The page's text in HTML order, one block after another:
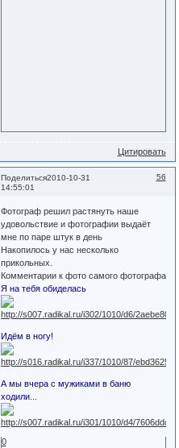
Цитировать
Поделиться 56
2010-10-31
14:55:01
Фотограф решил растянуть наше
удовольствие и фотографии выдаёт
мне по паре штук в день
Накопилось у нас несколько
прикольных.
Комментарии к фото самого фотографа
Я на тебя обиделась
Идём в ногу!
А мы вчера с мужиками в баню
ходили...
0